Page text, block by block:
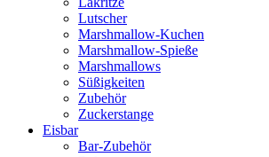
Lutscher
Marshmallow-Kuchen
Marshmallow-Spieße
Marshmallows
Süßigkeiten
Zubehör
Zuckerstange
Eisbar
Bar-Zubehör